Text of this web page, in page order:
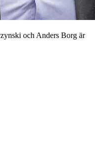
och Anders Borg är